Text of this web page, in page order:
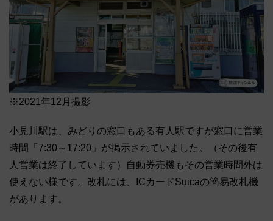
※2021年12月撮影
小見川駅は、みどりの窓口もある有人駅ですが窓口に営業
時間「7:30～17:20」が掲示されていました。（その後有
人営業は終了しています）自動券売機もその営業時間外は
使えない様です。改札には、ICカードSuicaの簡易改札機
があります。